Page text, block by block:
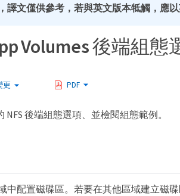
譯文僅供參考，若與英文版本牴觸，應
Volumes 後端組
更 PDF
NFS 後端組態選項、並檢閱組態範例。
中配置磁碟區。若要在其他區域建立磁